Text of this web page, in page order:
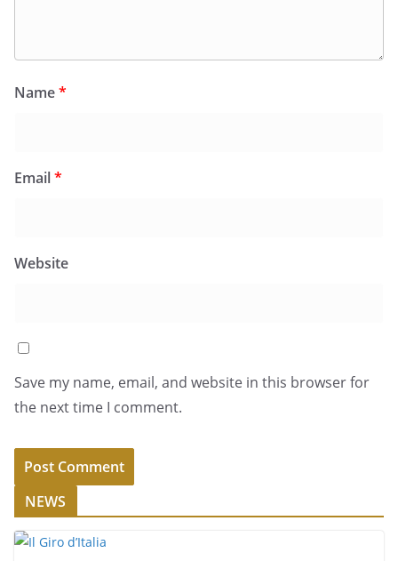
Name*
Email*
Website
Save my name, email, and website in this browser for
the next time I comment.
NEWS